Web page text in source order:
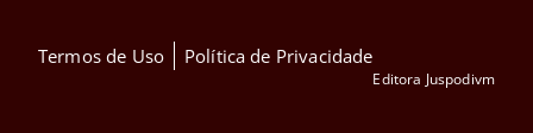
Termos de Uso Política de Privacidade
Editora Juspodivm